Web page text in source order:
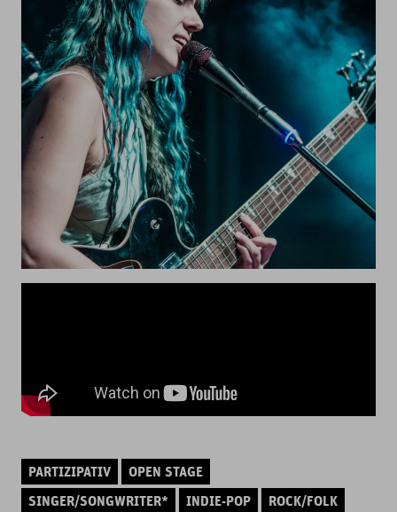
PARTIZIPATIV
OPEN STAGE
SINGER/SONGWRITER*
INDIE-POP ROCK/FOLK